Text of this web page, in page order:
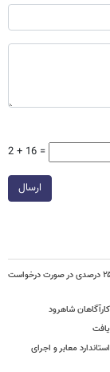
2 + 16 =
ارسال
جزئیات مصوبه تمدید یک‌ساله قراردادهای اجاره با سقف افزایش ۲۵ درصدی در صورت درخواست
شاهرود
معابر و اجرای